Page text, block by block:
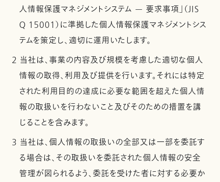
人情報保護マネジメントシステム — 要求事項」（JIS
Q 15001）に準拠した個人情報保護マネジメントシス
テムを策定し、適切に運用いたします。
2 当社は、事業の内容及び規模を考慮した適切な個人
情報の取得、利用及び提供を行います。それには特定
された利用目的の達成に必要な範囲を超えた個人情
報の取扱いを行わないこと及びそのための措置を講
じることを含みます。
3 当社は、個人情報の取扱いの全部又は一部を委託す
る場合は、その取扱いを委託された個人情報の安全
管理が図られるよう、委託を受けた者に対する必要か